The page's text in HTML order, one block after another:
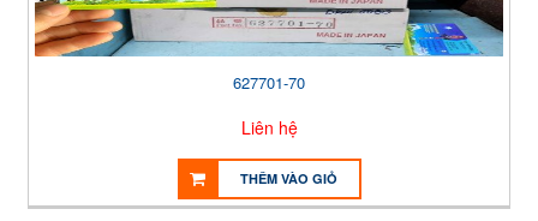
627701-70
Liên hệ
THÊM VÀO GIỎ